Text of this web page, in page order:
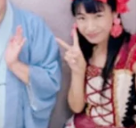
リンセス【公式】